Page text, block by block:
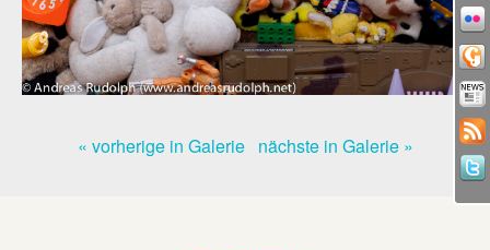
« vorherige in Galerie nächste in Galerie »